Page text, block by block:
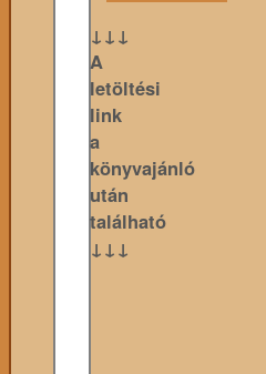
↓↓↓
A
letöltési
link
a
könyvajánló
után
található
↓↓↓